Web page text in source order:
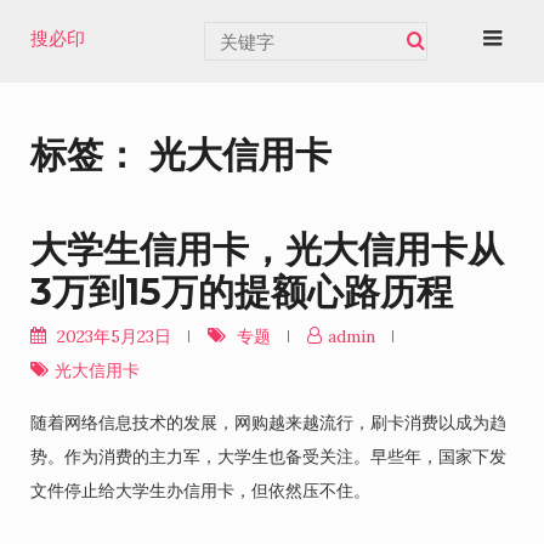
搜必印
标签： 光大信用卡
大学生信用卡，光大信用卡从
3万到15万的提额心路历程
2023年5月23日 专题
admin
光大信用卡
随着网络信息技术的发展，网购越来越流行，刷卡消费以成为趋
势。作为消费的主力军，大学生也备受关注。早些年，国家下发
文件停止给大学生办信用卡，但依然压不住。